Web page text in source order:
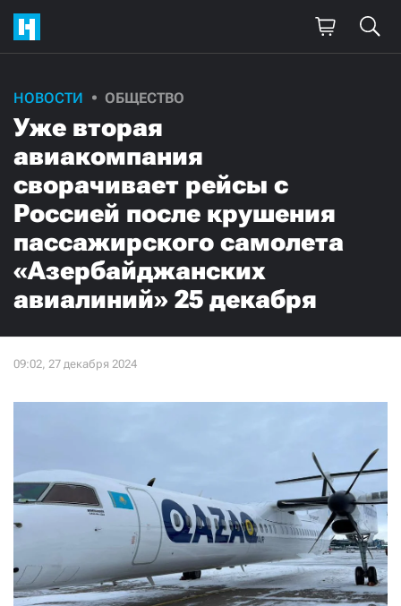
НОВОСТИ ОБЩЕСТВО
Уже вторая
авиакомпания
сворачивает рейсы с
Россией после крушения
пассажирского самолета
«Азербайджанских
авиалиний» 25 декабря